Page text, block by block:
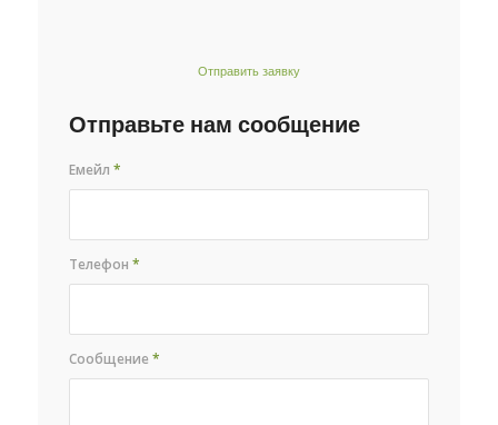
Отправить заявку
Отправьте нам сообщение
Емейл*
Телефон*
Сообщение*